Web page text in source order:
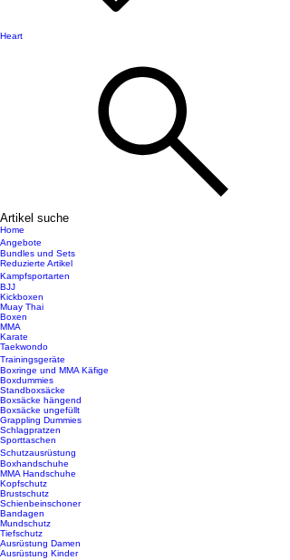
Heart
Artikel suche
Home
Angebote
Bundles und Sets
Reduzierte Artikel
Kampfsportarten
BJJ
Kickboxen
Muay Thai
Boxen
MMA
Karate
Taekwondo
Trainingsgeräte
Boxringe und MMA Käfige
Boxdummies
Standboxsäcke
Boxsäcke hängend
Boxsäcke ungefüllt
Grappling Dummies
Schlagpratzen
Sporttaschen
Schutzausrüstung
Boxhandschuhe
MMA Handschuhe
Kopfschutz
Brustschutz
Schienbeinschoner
Bandagen
Mundschutz
Tiefschutz
Ausrüstung Damen
Ausrüstung Kinder